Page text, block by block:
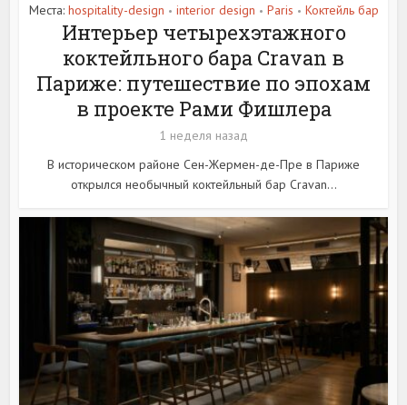
Места: hospitality-design • interior design • Paris • Коктейль бар
Интерьер четырехэтажного
коктейльного бара Cravan в
Париже: путешествие по эпохам
в проекте Рами Фишлера
1 неделя назад
В историческом районе Сен-Жермен-де-Пре в Париже
открылся необычный коктейльный бар Cravan...